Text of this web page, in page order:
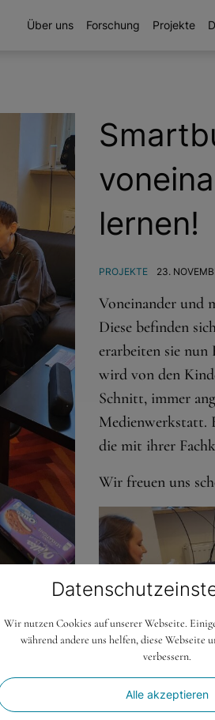
Über uns Forschung Projekte
lernen!
PROJEKTE 23.
Voneinander und
Diese befinden
erarbeiten sie
wird von den
Schnitt, immer
Medienwerkstatt.
die mit ihrer
Wir freuen uns
Wir nutzen Cookies auf unserer Webseite.
während andere uns helfen, diese Webseite
verbessern.
Alle akzeptieren